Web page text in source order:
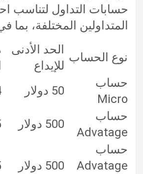
حسابات التداول لتناسب
المتداولين المختلفة، بما
نوع الحساب
الحد الأدنى
للإيداع
حساب
Micro
50 دولار
حساب
Advatage
500 دولار
حساب
Advatage
500 دولار